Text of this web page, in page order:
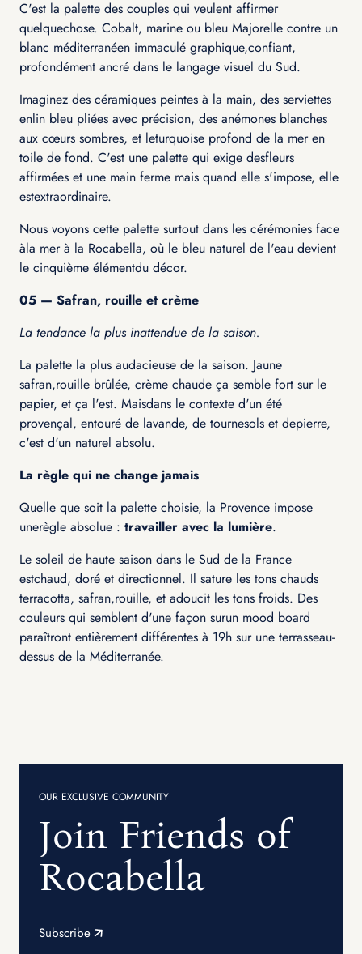
C'est la palette des couples qui veulent affirmer
quelquechose. Cobalt, marine ou bleu Majorelle contre un
blanc méditerranéen immaculé graphique,confiant,
profondément ancré dans le langage visuel du Sud.
Imaginez des céramiques peintes à la main, des serviettes
enlin bleu pliées avec précision, des anémones blanches
aux cœurs sombres, et leturquoise profond de la mer en
toile de fond. C'est une palette qui exige desfleurs
affirmées et une main ferme mais quand elle s'impose, elle
estextraordinaire.
Nous voyons cette palette surtout dans les cérémonies face
àla mer à la Rocabella, où le bleu naturel de l'eau devient
le cinquième élémentdu décor.
05 — Safran, rouille et crème
La tendance la plus inattendue de la saison.
La palette la plus audacieuse de la saison. Jaune
safran,rouille brûlée, crème chaude ça semble fort sur le
papier, et ça l'est. Maisdans le contexte d'un été
provençal, entouré de lavande, de tournesols et depierre,
c'est d'un naturel absolu.
La règle qui ne change jamais
Quelle que soit la palette choisie, la Provence impose
unerègle absolue : travailler avec la lumière.
Le soleil de haute saison dans le Sud de la France
estchaud, doré et directionnel. Il sature les tons chauds
terracotta, safran,rouille, et adoucit les tons froids. Des
couleurs qui semblent d'une façon surun mood board
paraîtront entièrement différentes à 19h sur une terrasseau-
dessus de la Méditerranée.
OUR EXCLUSIVE COMMUNITY
Join Friends of
Rocabella
Subscribe